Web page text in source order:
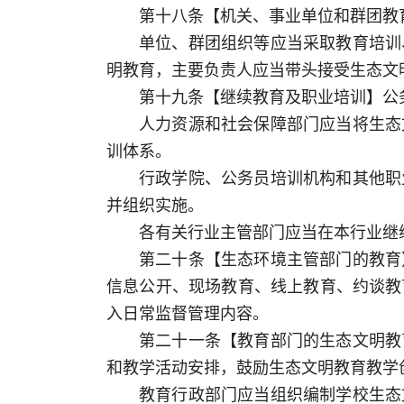
第十八条【机关、事业单位和群团
单位、群团组织等应当采取教育培
明教育，主要负责人应当带头接受生态文
第十九条【继续教育及职业培训】
人力资源和社会保障部门应当将生
训体系。
行政学院、公务员培训机构和其他
并组织实施。
各有关行业主管部门应当在本行业
第二十条【生态环境主管部门的教
信息公开、现场教育、线上教育、约谈
入日常监督管理内容。
第二十一条【教育部门的生态文明
和教学活动安排，鼓励生态文明教育教学
教育行政部门应当组织编制学校生